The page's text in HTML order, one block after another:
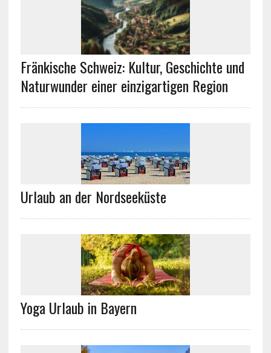
Fränkische Schweiz: Kultur, Geschichte und
Naturwunder einer einzigartigen Region
Urlaub an der Nordseeküste
Yoga Urlaub in Bayern